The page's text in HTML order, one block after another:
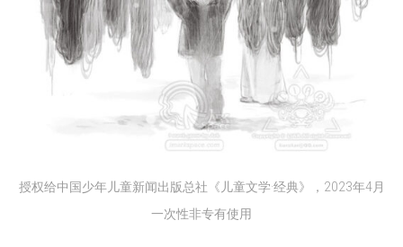
授权给中国少年儿童新闻出版总社《儿童文学·经典》，2023年4月
一次性非专有使用